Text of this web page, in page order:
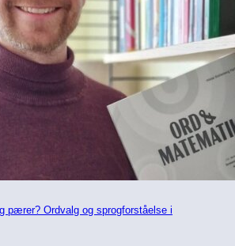
pærer? Ordvalg og sprogforståelse i